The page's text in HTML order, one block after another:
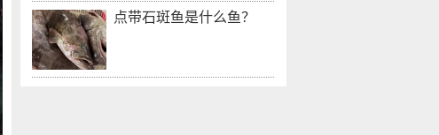
点带石斑鱼是什么鱼？